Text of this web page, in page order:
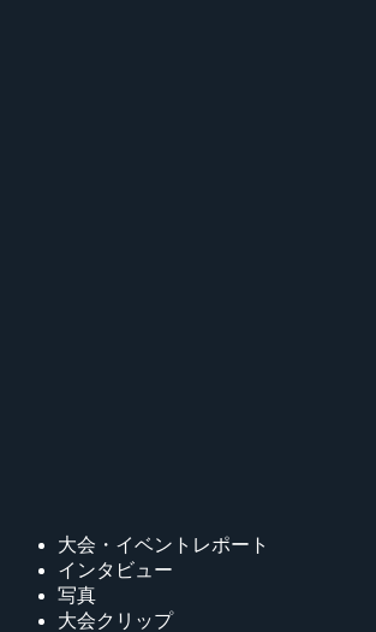
大会・イベントレポート
インタビュー
写真
大会クリップ